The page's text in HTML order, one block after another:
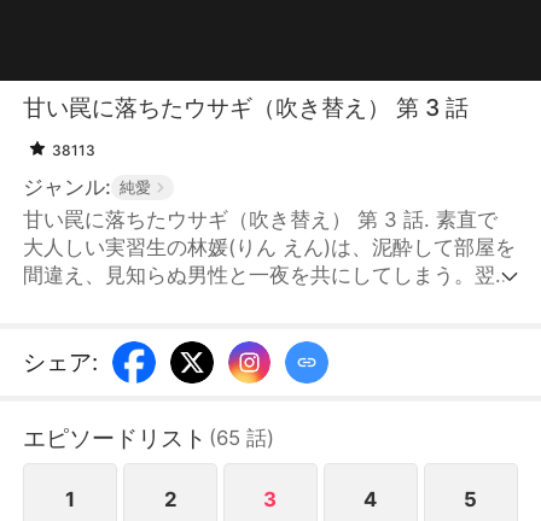
甘い罠に落ちたウサギ（吹き替え） 第 3 話
38113
ジャンル: 純愛
甘い罠に落ちたウサギ（吹き替え） 第 3 話. 素直で
大人しい実習生の林媛(りん えん)は、泥酔して部屋を
間違え、見知らぬ男性と一夜を共にしてしまう。翌
と会うことはないと思っていたが、検査のために訪れ
た病院でまさかの再会を果たしてしまう。白いシャツ
ややかな眼差しで彼女を見つめていた……。
シェア:
エピソードリスト (65 話)
1 2 3 4 5